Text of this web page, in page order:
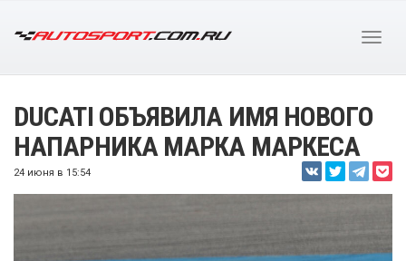
DUCATI ОБЪЯВИЛА ИМЯ НОВОГО
НАПАРНИКА МАРКА МАРКЕСА
24 июня в 15:54